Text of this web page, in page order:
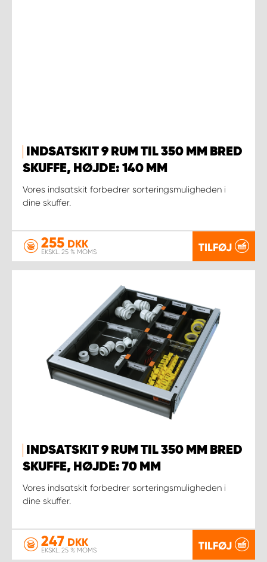
INDSATSKIT 9 RUM TIL 350 MM BRED
SKUFFE, HØJDE: 140 MM
Vores indsatskit forbedrer sorteringsmuligheden i
dine skuffer.
255 DKK
EKSKL. 25 % MOMS TILFØJ
INDSATSKIT 9 RUM TIL 350 MM BRED
SKUFFE, HØJDE: 70 MM
Vores indsatskit forbedrer sorteringsmuligheden i
dine skuffer.
247 DKK
EKSKL. 25 % MOMS TILFØJ